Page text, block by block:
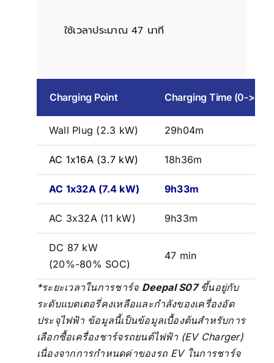
ใช้เวลาประมาณ 47 นาที
Charging Point Charging Time (0-
Wall Plug (2.3 kW) 29h04m
AC 1x16A (3.7 kW) 18h36m
AC 1x32A (7.4 kW) 9h33m
AC 3x32A (11 kW) 9h33m
DC 87 kW
(20%-80% SOC)
47 min
*ระยะเวลาในการชาร์จ Deepal S07ขึ้นอยู่กับ
ระดับแบตเตอรี่คงเหลือและกำลังของเครื่องอัด
ประจุไฟฟ้า ข้อมูลนี้เป็นข้อมูลเบื้องต้นสำหรับการ
เลือกซื้อเครื่องชาร์จรถยนต์ไฟฟ้า (EV Charger)
เนื่องจากการกำหนดค่าของรถ EV ในการชาร์จ